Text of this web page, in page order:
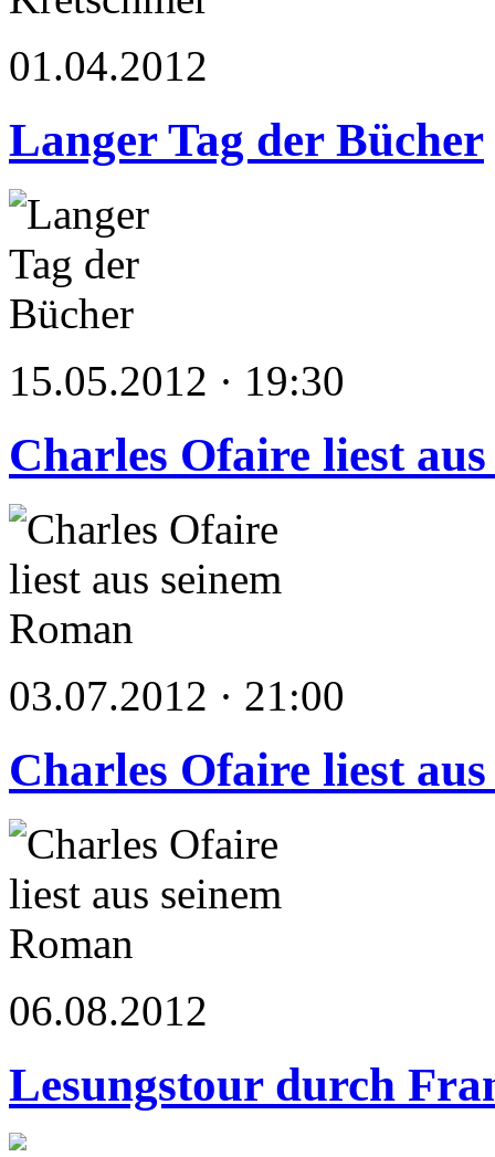
01.04.2012
Langer Tag der Bücher
15.05.2012 · 19:30
Charles Ofaire liest
03.07.2012 · 21:00
Charles Ofaire liest
06.08.2012
Lesungstour durch